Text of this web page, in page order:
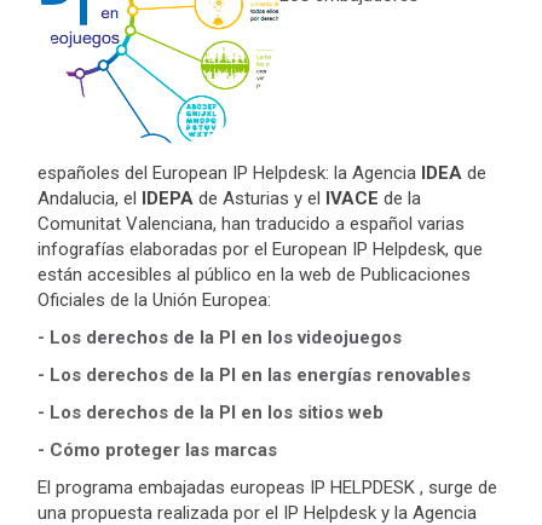
españoles del European IP Helpdesk: la Agencia IDEA de
Andalucia, el IDEPA de Asturias y el IVACE de la
Comunitat Valenciana, han traducido a español varias
infografías elaboradas por el European IP Helpdesk, que
están accesibles al público en la web de Publicaciones
Oficiales de la Unión Europea:
- Los derechos de la PI en los videojuegos
- Los derechos de la PI en las energías renovables
- Los derechos de la PI en los sitios web
- Cómo proteger las marcas
El programa embajadas europeas IP HELPDESK , surge de
una propuesta realizada por el IP Helpdesk y la Agencia